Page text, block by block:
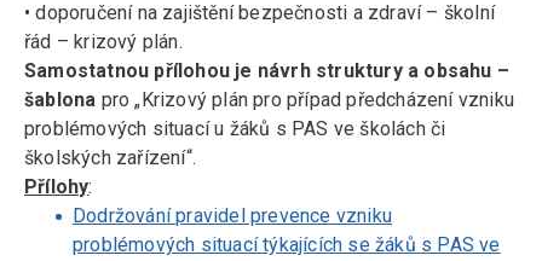
• doporučení na zajištění bezpečnosti a zdraví – školní
řád – krizový plán.
Samostatnou přílohou je návrh struktury a obsahu –
šablona pro „Krizový plán pro případ předcházení vzniku
problémových situací u žáků s PAS ve školách či
školských zařízení“.
Přílohy:
Dodržování pravidel prevence vzniku
problémových situací týkajících se žáků s PAS ve